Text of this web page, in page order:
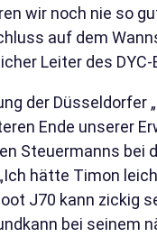
wir noch nie so
auf dem
Leiter des
der Düsseldorfer
Ende unserer
Steuermanns
hätte Timon
J70 kann zickig
bei seinem